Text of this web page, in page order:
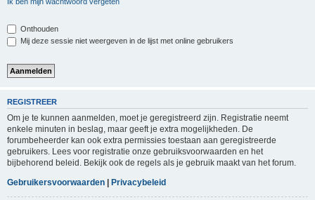
Onthouden
Mij deze sessie niet weergeven in de lijst met online gebruikers
REGISTREER
Om je te kunnen aanmelden, moet je geregistreerd zijn. Registratie neemt
enkele minuten in beslag, maar geeft je extra mogelijkheden. De
forumbeheerder kan ook extra permissies toestaan aan geregistreerde
gebruikers. Lees voor registratie onze gebruiksvoorwaarden en het
bijbehorend beleid. Bekijk ook de regels als je gebruik maakt van het forum.
Gebruikersvoorwaarden
Privacybeleid